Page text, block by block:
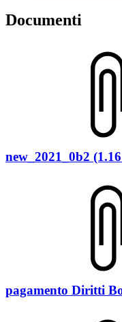
Documenti
new_2021_0b2
pagamento Diritti